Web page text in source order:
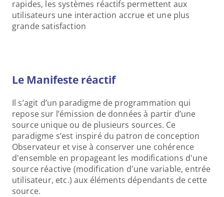
rapides, les systèmes réactifs permettent aux
utilisateurs une interaction accrue et une plus
grande satisfaction
Le Manifeste réactif
Il s’agit d’un paradigme de programmation qui
repose sur l’émission de données à partir d’une
source unique ou de plusieurs sources. Ce
paradigme s’est inspiré du patron de conception
Observateur et vise à conserver une cohérence
d'ensemble en propageant les modifications d'une
source réactive (modification d'une variable, entrée
utilisateur, etc.) aux éléments dépendants de cette
source.